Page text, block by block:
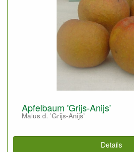
Apfelbaum 'Grijs-Anijs'
Malus d. 'Grijs-Anijs'
Details